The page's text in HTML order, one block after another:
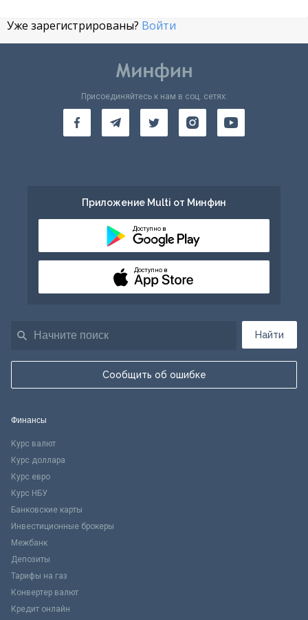
Уже зарегистрированы? Войти
Найти
Сообщить об ошибке
Присоединяйтесь к нам в соц. сетях:
Приложение Multi от Минфин
Доступно в
Доступно в
Финансы
Курс валют
Курс доллара
Курс евро
Курс НБУ
Банковские карты
Инвестиционные брокеры
Межбанк
Депозиты
Тарифы на газ
Конвертер валют
Кредит онлайн